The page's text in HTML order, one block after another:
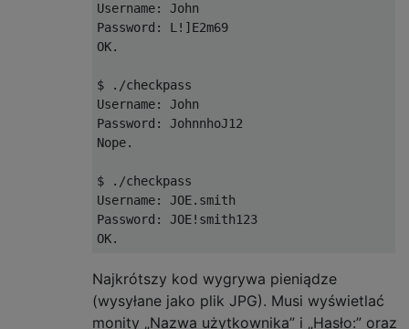
Username: John
Password: L!]E2m69
OK.
$ ./checkpass
Username: John
Password: JohnnhoJ12
Nope.
$ ./checkpass
Username: JOE.smith
Password: JOE!smith123
Najkrótszy kod wygrywa pieniądze
(wysyłane jako plik JPG). Musi wyświetlać
monity „Nazwa użytkownika” i „Hasło:” oraz